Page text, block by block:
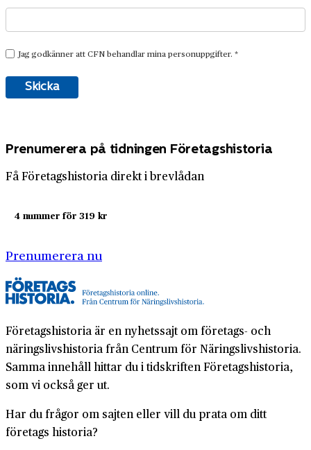
Prenumerera på tidningen Företagshistoria
Få Företagshistoria direkt i brevlådan
4 nummer för 319 kr
Prenumerera nu
Företagshistoria är en nyhetssajt om företags- och
näringslivshistoria från Centrum för Näringslivshistoria.
Samma innehåll hittar du i tidskriften Företagshistoria,
som vi också ger ut.
Har du frågor om sajten eller vill du prata om ditt
företags historia?